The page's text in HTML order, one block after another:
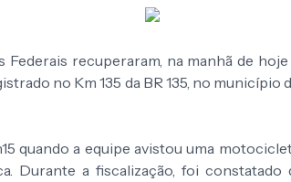
Federais recuperaram, na manhã de
no Km 135 da BR 135, no município
quando a equipe avistou uma
Durante a fiscalização, foi constatado